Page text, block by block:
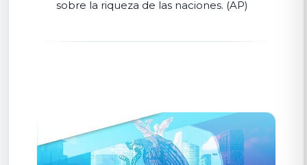
sobre la riqueza de las naciones. (AP)